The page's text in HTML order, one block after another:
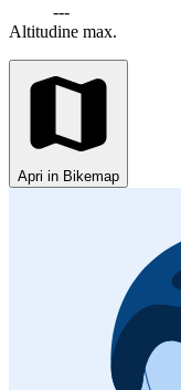
---
Altitudine max.
Apri in Bikemap